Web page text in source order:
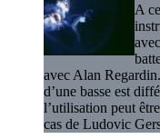
A
avec Alan
d’une basse est
l’utilisation peut
cas de Ludovic